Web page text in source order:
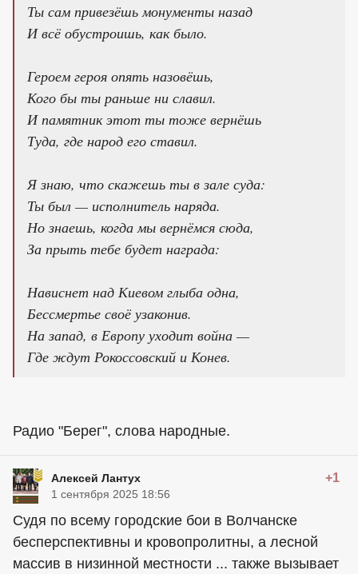
Ты сам привезёшь монументы назад
И всё обустроишь, как было.
Героем героя опять назовёшь,
Кого бы ты раньше ни славил.
И памятник этот ты тоже вернёшь
Туда, где народ его ставил.
Я знаю, что скажешь ты в зале суда:
Ты был — исполнитель наряда.
Но знаешь, когда мы вернёмся сюда,
За прыть тебе будет награда:
Нависнет над Киевом глыба одна,
Бессмертье своё узаконив.
На запад, в Европу уходит война —
Где ждут Рокоссовский и Конев.
Радио "Берег", слова народные.
Алексей Лантух +1
1 сентября 2025 18:56
Судя по всему городские бои в Волчанске
бесперспективны и кровопролитны, а лесной
массив в низинной местности ... также вызывает